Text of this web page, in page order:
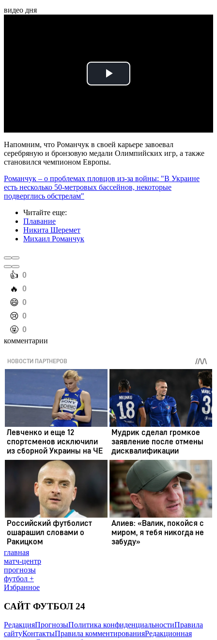
видео дня
Play
Напомним, что Романчук в своей карьере завоевал
серебряную и бронзовую медали Олимпийских игр, а также
становился чемпионом Европы.
Романчук – о проблемах пловцов из-за войны: "В Украине
есть несколько 50-метровых бассейнов, некоторые
подверглись обстрелам"
Читайте еще:
Плавание
Никита Шеремет
Михаил Романчук
️👍 0
️🔥 0
️😄 0
️😢 0
️🤬 0
комментарии
главная
матч-центр
прогнозы
футбол +
Избранное
САЙТ ФУТБОЛ 24
РедакцияПрогнозыПолитика конфиденциальностиПравила
сайтуКонтактыПравила комментированияРедакционная